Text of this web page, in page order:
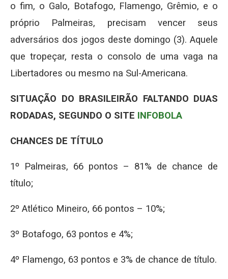
o fim, o Galo, Botafogo, Flamengo, Grêmio, e o
próprio Palmeiras, precisam vencer seus
adversários dos jogos deste domingo (3). Aquele
que tropeçar, resta o consolo de uma vaga na
Libertadores ou mesmo na Sul-Americana.
SITUAÇÃO DO BRASILEIRÃO FALTANDO DUAS
RODADAS, SEGUNDO O SITE INFOBOLA
CHANCES DE TÍTULO
1º Palmeiras, 66 pontos – 81% de chance de
título;
2º Atlético Mineiro, 66 pontos – 10%;
3º Botafogo, 63 pontos e 4%;
4º Flamengo, 63 pontos e 3% de chance de título.